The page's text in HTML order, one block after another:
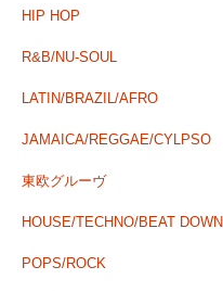
HIP HOP
R&B/NU-SOUL
LATIN/BRAZIL/AFRO
JAMAICA/REGGAE/CYLPSO
東欧グルーヴ
HOUSE/TECHNO/BEAT DOWN
POPS/ROCK